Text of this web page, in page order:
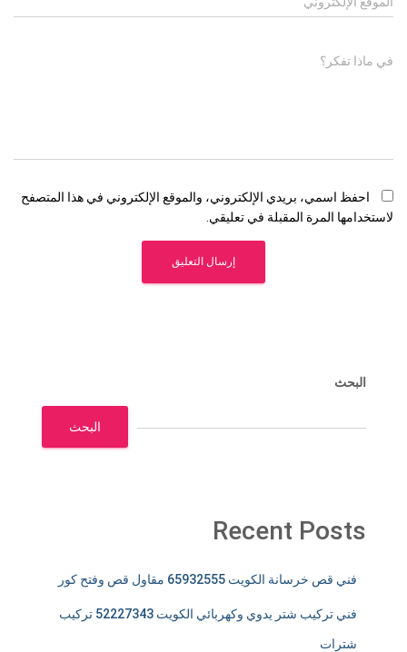
في ماذا تفكر؟
احفظ اسمي، بريدي الإلكتروني، والموقع الإلكتروني في هذا المتصفح
لاستخدامها المرة المقبلة في تعليقي.
البحث
البحث
Recent Posts
فني قص خرسانة الكويت 65932555 مقاول قص وفتح كور
فني تركيب شتر يدوي وكهربائي الكويت 52227343 تركيب
شترات